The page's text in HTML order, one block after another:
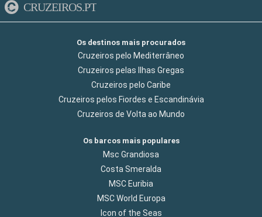
CRUZEIROS.PT
Os destinos mais procurados
Cruzeiros pelo Mediterrâneo
Cruzeiros pelas Ilhas Gregas
Cruzeiros pelo Caribe
Cruzeiros pelos Fiordes e Escandinávia
Cruzeiros de Volta ao Mundo
Os barcos mais populares
Msc Grandiosa
Costa Smeralda
MSC Euribia
MSC World Europa
Icon of the Seas